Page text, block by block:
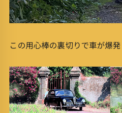
この用心棒の裏切りで車が爆